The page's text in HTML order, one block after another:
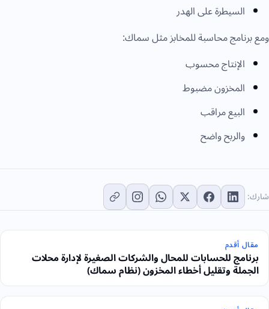
السيطرة على الهدر
ومع برنامج محاسبة للمخابز مثل سماك:
الإنتاج محسوب
المخزون مضبوط
البيع مراقب
والربح واضح
شارك:
مقال أقدم
برنامج للحسابات للمحال والشركات الصغيرة لإدارة محلات
الجملة وتقليل أخطاء المخزون (نظام سماك)